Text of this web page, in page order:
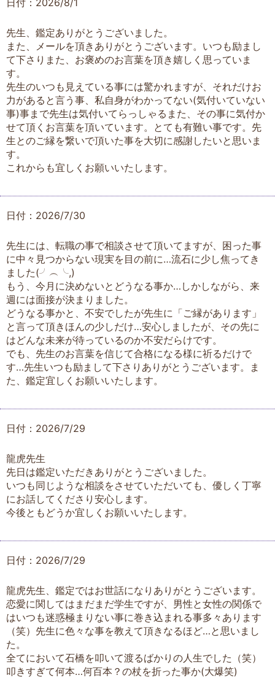
日付：2026/8/1
先生、鑑定ありがとうございました。
また、メールを頂きありがとうございます。いつも励まし
て下さりまた、お褒めのお言葉を頂き嬉しく思っていま
す。
先生のいつも見えている事には驚かれますが、それだけお
力があると言う事、私自身がわかってない(気付いていない
事)事まで先生は気付いてらっしゃるまた、その事に気付か
せて頂くお言葉を頂いています。とても有難い事です。先
生とのご縁を繋いで頂いた事を大切に感謝したいと思いま
す。
これからも宜しくお願いいたします。
日付：2026/7/30
先生には、転職の事で相談させて頂いてますが、困った事
に中々見つからない現実を目の前に…流石に少し焦ってき
ました(⁠╯⁠︵⁠╰⁠,⁠)
もう、今月に決めないとどうなる事か…しかしながら、来
週には面接が決まりました。
どうなる事かと、不安でしたが先生に「ご縁があります」
と言って頂きほんの少しだけ…安心しましたが、その先に
はどんな未来が待っているのか不安だらけです。
でも、先生のお言葉を信じて合格になる様に祈るだけで
す…先生いつも励まして下さりありがとうございます。ま
た、鑑定宜しくお願いいたします。
日付：2026/7/29
龍虎先生
先日は鑑定いただきありがとうございました。
いつも同じような相談をさせていただいても、優しく丁寧
にお話してくださり安心します。
今後ともどうか宜しくお願いいたします。
日付：2026/7/29
龍虎先生、鑑定ではお世話になりありがとうございます。
恋愛に関してはまだまだ学生ですが、男性と女性の関係で
はいつも迷惑極まりない事に巻き込まれる事多々あります
（笑）先生に色々な事を教えて頂きなるほど…と思いまし
た。
全てにおいて石橋を叩いて渡るばかりの人生でした（笑）
叩きすぎて何本…何百本？の杖を折った事か(大爆笑)